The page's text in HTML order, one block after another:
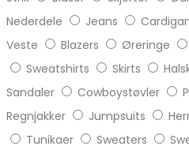
Nederdele
Jeans
Veste
Blazers Øreringe
Sweatshirts
Skirts
Sandaler
Cowboystøvler
Regnjakker
Jumpsuits
Tunikaer
Sweaters